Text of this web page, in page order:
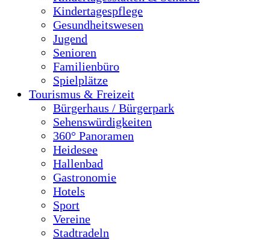
Kindertagespflege
Gesundheitswesen
Jugend
Senioren
Familienbüro
Spielplätze
Tourismus & Freizeit
Bürgerhaus / Bürgerpark
Sehenswürdigkeiten
360° Panoramen
Heidesee
Hallenbad
Gastronomie
Hotels
Sport
Vereine
Stadtradeln